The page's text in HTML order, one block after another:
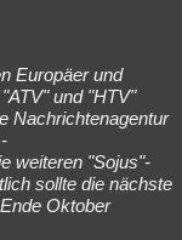
Europäer und
und "HTV"
Nachrichtenagentur
weiteren "Sojus"-
sollte die nächste
Oktober